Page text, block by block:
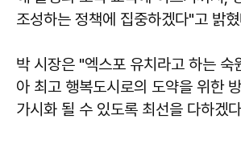
조성하는 정책에 집중하겠다"고 밝
박 시장은 "엑스포 유치라고 하는 숙
아 최고 행복도시로의 도약을 위한
가시화 될 수 있도록 최선을 다하겠